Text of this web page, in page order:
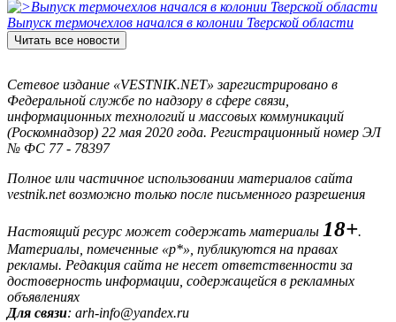
Выпуск термочехлов начался в колонии Тверской области
Читать все новости
Сетевое издание «VESTNIK.NET» зарегистрировано в
Федеральной службе по надзору в сфере связи,
информационных технологий и массовых коммуникаций
(Роскомнадзор) 22 мая 2020 года. Регистрационный номер ЭЛ
№ ФС 77 - 78397
Полное или частичное использовании материалов сайта
vestnik.net возможно только после письменного разрешения
Настоящий ресурс может содержать материалы 18+.
Материалы, помеченные «р*», публикуются на правах
рекламы. Редакция сайта не несет ответственности за
достоверность информации, содержащейся в рекламных
объявлениях
Для связи: arh-info@yandex.ru